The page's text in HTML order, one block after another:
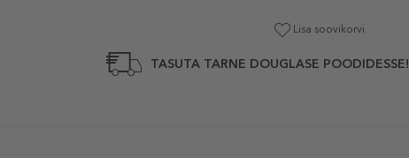
Lisa soovikorvi
TASUTA TARNE DOUGLASE POODIDESSE!